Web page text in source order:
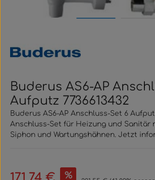
Buderus AS6-AP
Aufputz 7736613432
Buderus AS6-AP Anschluss-Set 6
Anschluss-Set für Heizung und Sanitär
Siphon und Wartungshähnen. Jetzt
Verkaufspreis: %